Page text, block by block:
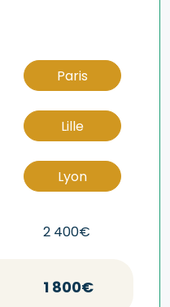
Paris
Lille
Lyon
2 400€
1 800€